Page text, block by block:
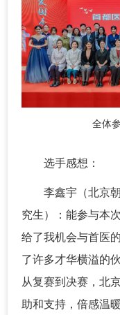
全体
选手感想：
李鑫宇（北京
究生）：能参与本
给了我机会与首医
了许多才华横溢的
从复赛到决赛，北
助和支持，倍感温